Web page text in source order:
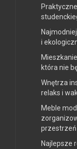
i
która nie
Wnętrza
relaks i
Meble
przestrzeń
Najlepsze